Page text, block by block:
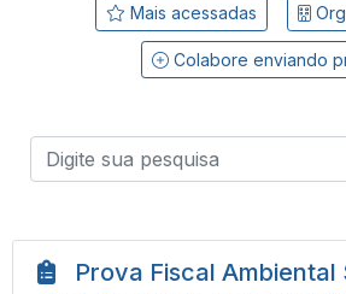
Mais acessadas
Colabore enviando
Prova Fiscal Ambiental